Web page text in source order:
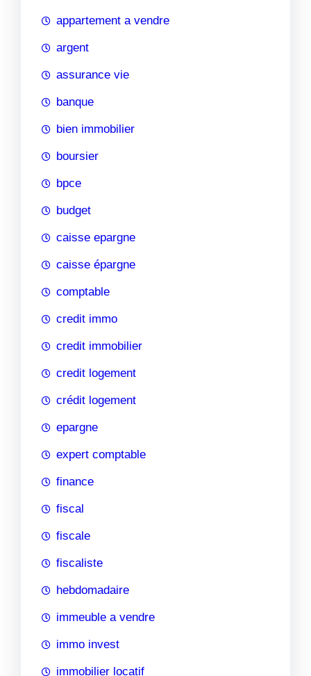
appartement a vendre
argent
assurance vie
banque
bien immobilier
boursier
bpce
budget
caisse epargne
caisse épargne
comptable
credit immo
credit immobilier
credit logement
crédit logement
epargne
expert comptable
finance
fiscal
fiscale
fiscaliste
hebdomadaire
immeuble a vendre
immo invest
immobilier locatif